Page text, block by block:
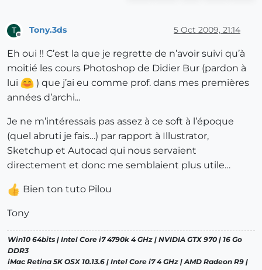
T Tony.3ds 5 Oct 2009, 21:14
Eh oui !! C’est la que je regrette de n’avoir suivi qu’à
moitié les cours Photoshop de Didier Bur (pardon à
lui
) que j’ai eu comme prof. dans mes premières
années d’archi...
Je ne m’intéressais pas assez à ce soft à l’époque
(quel abruti je fais…) par rapport à Illustrator,
Sketchup et Autocad qui nous servaient
directement et donc me semblaient plus utile…
Bien ton tuto Pilou
Tony
Win10 64bits | Intel Core i7 4790k 4 GHz | NVIDIA GTX 970 | 16 Go
DDR3
iMac Retina 5K OSX 10.13.6 | Intel Core i7 4 GHz | AMD Radeon R9 |